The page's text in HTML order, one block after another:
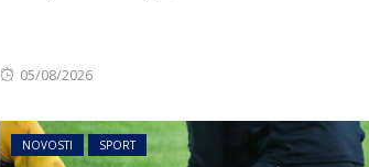
Posted
05/08/2026
NOVOSTI SPORT